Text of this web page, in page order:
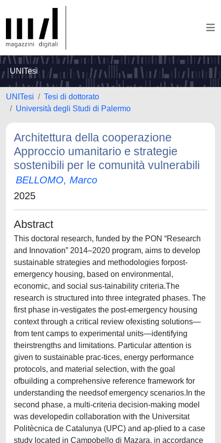
UNITesi
UNITesi
Tesi di dottorato
Università degli Studi di Palermo
Architettura della cooperazione
Approccio umanitario e strategie
sostenibili per le comunità vulnerabili
BELLOMO, Marco
2025
Abstract
This doctoral research, funded by the PON “Research
and Innovation” 2014–2020 program, aims to develop
sustainable strategies and methodologies forpost-
emergency housing, based on environmental,
economic, and social sus-tainability criteria.The
research is structured into three integrated phases. The
first phase in-vestigates the post-emergency housing
context through a critical review ofexisting solutions—
from tent camps to experimental units—identifying
theirstrengths and limitations. Particular attention is
given to sustainable prac-tices, energy performance
protocols, and material selection, with the goal
ofbuilding a comprehensive reference framework for
understanding the needsof emergency scenarios.In the
second phase, a multi-criteria decision-making model
was developedin collaboration with the Universitat
Politècnica de Catalunya (UPC) and ap-plied to a case
study located in Campobello di Mazara, in accordance